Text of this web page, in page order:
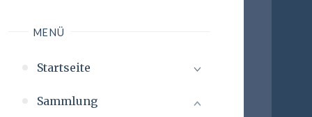
MENÜ
Startseite
Sammlung